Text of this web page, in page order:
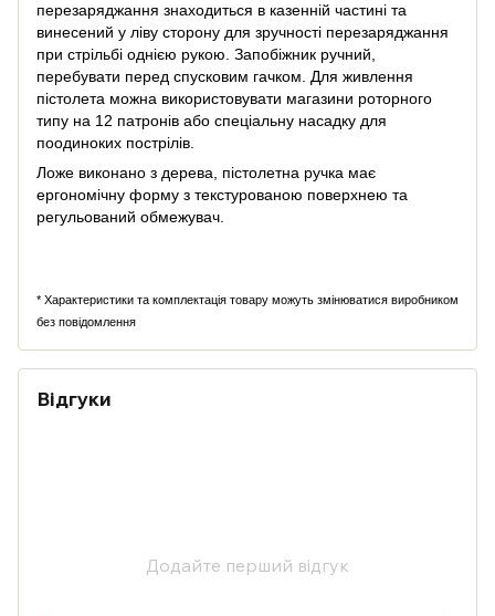
перезаряджання знаходиться в казенній частині та
винесений у ліву сторону для зручності перезаряджання
при стрільбі однією рукою. Запобіжник ручний,
перебувати перед спусковим гачком. Для живлення
пістолета можна використовувати магазини роторного
типу на 12 патронів або спеціальну насадку для
поодиноких пострілів.
Ложе виконано з дерева, пістолетна ручка має
ергономічну форму з текстурованою поверхнею та
регульований обмежувач.
* Характеристики та комплектація товару можуть змінюватися виробником
без повідомлення
Відгуки
Додайте перший відгук